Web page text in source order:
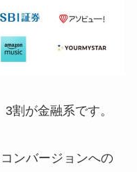
割が金融系です。
ンバージョンへの